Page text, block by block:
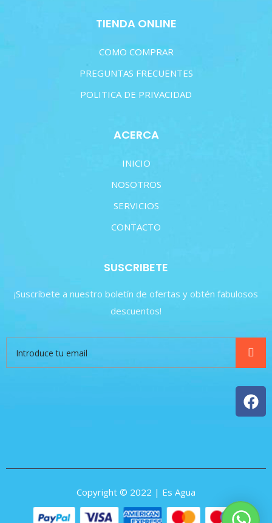
TIENDA ONLINE
COMO COMPRAR
PREGUNTAS FRECUENTES
POLITICA DE PRIVACIDAD
ACERCA
INICIO
NOSOTROS
SERVICIOS
CONTACTO
SUSCRIBETE
¡Suscríbete a nuestro boletín de ofertas y obtén fabulosos
descuentos!
Copyright © 2022 | Es Agua